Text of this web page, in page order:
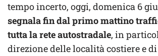
tempo incerto, oggi, domenica 6
segnala fin dal primo mattino
tutta la rete autostradale, in
direzione delle località costiere e